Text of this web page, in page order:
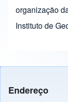
organização
Instituto de
Endereço